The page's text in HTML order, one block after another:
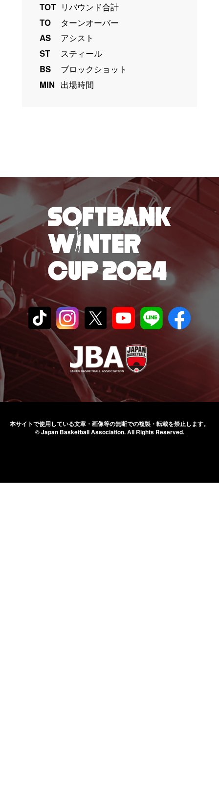
TOT リバウンド合計
TO
ターンオーバー
AS
アシスト
ST
スティール
BS
ブロックショット
MIN 出場時間
本サイトで使用している文章・画像等の無断での複製・転載を禁止します。
© Japan Basketball Association.All Rights Reserved.